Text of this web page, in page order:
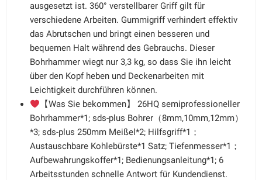
ausgesetzt ist. 360° verstellbarer Griff gilt für
verschiedene Arbeiten. Gummigriff verhindert effektiv
das Abrutschen und bringt einen besseren und
bequemen Halt während des Gebrauchs. Dieser
Bohrhammer wiegt nur 3,3 kg, so dass Sie ihn leicht
über den Kopf heben und Deckenarbeiten mit
Leichtigkeit durchführen können.
【Was Sie bekommen】 26HQ semiprofessioneller
Bohrhammer*1; sds-plus Bohrer（8mm,10mm,12mm）
*3; sds-plus 250mm Meißel*2; Hilfsgriff*1；
Austauschbare Kohlebürste*1 Satz; Tiefenmesser*1；
Aufbewahrungskoffer*1; Bedienungsanleitung*1; 6
Arbeitsstunden schnelle Antwort für Kundendienst.